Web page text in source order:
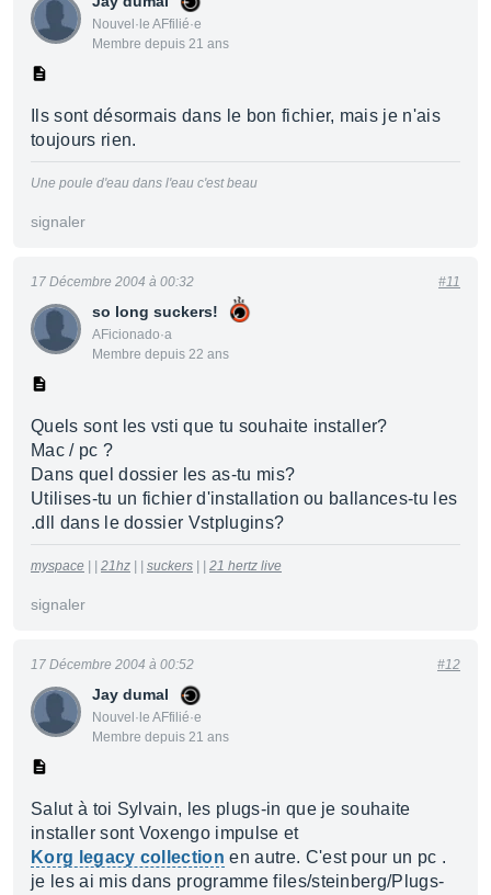
Nouvel·le AFfilié·e
Membre depuis 21 ans
Ils sont désormais dans le bon fichier, mais je n'ais
toujours rien.
Une poule d'eau dans l'eau c'est beau
signaler
so long suckers!
AFicionado·a
Membre depuis 22 ans
17 Décembre 2004 à 00:32 #11
Quels sont les vsti que tu souhaite installer?
Mac / pc ?
Dans quel dossier les as-tu mis?
Utilises-tu un fichier d'installation ou ballances-tu les
.dll dans le dossier Vstplugins?
myspace 21hz suckers 21 hertz live
signaler
Jay dumal
Nouvel·le AFfilié·e
Membre depuis 21 ans
17 Décembre 2004 à 00:52 #12
Salut à toi Sylvain, les plugs-in que je souhaite
installer sont Voxengo impulse et
Korg legacy collection en autre. C'est pour un pc .
je les ai mis dans programme files/steinberg/Plugs-